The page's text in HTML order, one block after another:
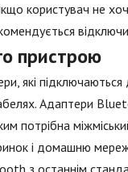
користувач не
пристрою
які
Адаптери
потрібна
і домашню
з останнім